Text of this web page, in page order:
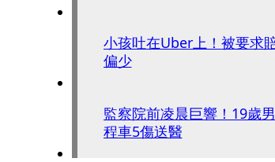
小孩吐在Uber上！被要求
偏少
監察院前凌晨巨響！19歲
程車5傷送醫